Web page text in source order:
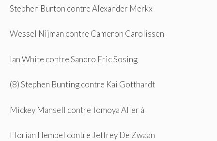
Stephen Burton contre Alexander Merkx
Wessel Nijman contre Cameron Carolissen
Ian White contre Sandro Eric Sosing
(8) Stephen Bunting contre Kai Gotthardt
Mickey Mansell contre Tomoya Aller à
Florian Hempel contre Jeffrey De Zwaan